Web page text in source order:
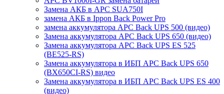
Замена АКБ в APC SUA750I
замена АКБ в Ippon Back Power Pro
замена аккумулятора APC Back UPS 500 (видео)
Замена аккумулятора APC Back UPS 650 (видео)
Замена аккумулятора APC Back UPS ES 525
(BE525-RS)
Замена аккумулятора в ИБП APC Back UPS 650
(BX650CI-RS) видео
Замена аккумулятора в ИБП APC Back UPS ES 400
(видео)